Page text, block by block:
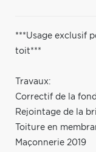
***Usage exclusif
toit***
Travaux:
Correctif de la
Rejointage de la
Toiture en
Maçonnerie 2019